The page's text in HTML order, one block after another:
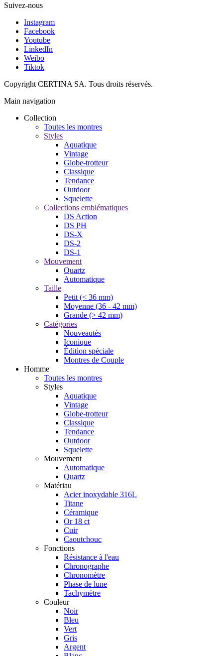
Suivez-nous
Instagram
Facebook
Youtube
LinkedIn
Weibo
Tiktok
Copyright CERTINA SA. Tous droits réservés.
Main navigation
Collection
Toutes les montres
Styles
Aquatique
Vintage
Globe-trotteur
Classique
Tendance
Outdoor
Squelette
Collections emblématiques
DS Action
DS PH
DS-X
DS-2
DS-1
Mouvement
Quartz
Automatique
Taille
Petit (< 36 mm)
Moyenne (36 - 42 mm)
Grande (> 42 mm)
Catégories
Nouveautés
Iconique
Édition spéciale
Montres de Couple
Homme
Toutes les montres
Styles
Aquatique
Vintage
Globe-trotteur
Classique
Tendance
Outdoor
Squelette
Mouvement
Automatique
Quartz
Matériau
Acier inoxydable 316L
Titane
Céramique
Or 18 ct
Cuir
Caoutchouc
Fonctions
Résistance à l'eau
Chronographe
Chronomètre
Phase de lune
Tachymètre
Couleur
Noir
Bleu
Vert
Gris
Argent